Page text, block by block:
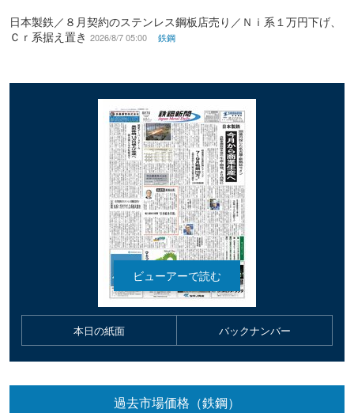
日本製鉄／８月契約のステンレス鋼板店売り／Ｎｉ系１万円下げ、
Ｃｒ系据え置き 2026/8/7 05:00 鉄鋼
本日の紙面 バックナンバー
過去市場価格（鉄鋼）